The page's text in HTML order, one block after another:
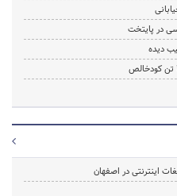
در پایتخت
دیده
اینترنتی در اصفهان